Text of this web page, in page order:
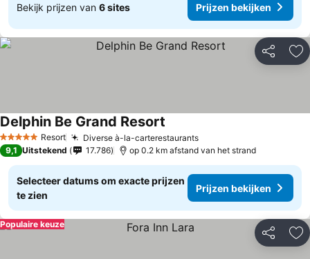
Bekijk prijzen van 6 sites Prijzen bekijken
Delen
5 Sterren Resort Diverse à-la-carterestaurants
Delphin Be Grand Resort
9,1 Uitstekend 17.786 op 0.2 km afstand van het strand
Selecteer datums om exacte prijzen
te zien
Prijzen bekijken
Delen
Populaire keuze